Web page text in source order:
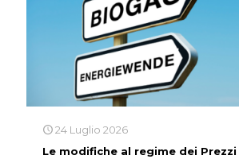
24 Luglio 2026
Le modifiche al regime dei Prezzi